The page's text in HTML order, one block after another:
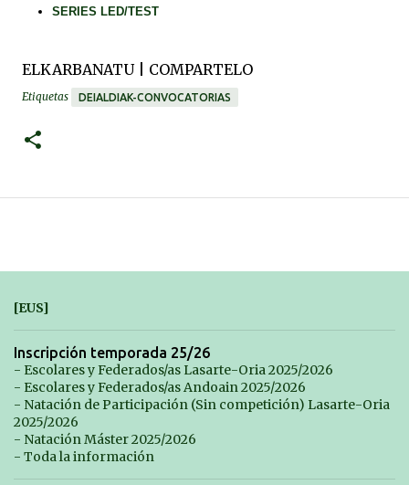
SERIES LED/TEST
ELKARBANATU | COMPARTELO
Etiquetas DEIALDIAK-CONVOCATORIAS
[EUS]
Inscripción temporada 25/26
- Escolares y Federados/as Lasarte-Oria 2025/2026
- Escolares y Federados/as Andoain 2025/2026
- Natación de Participación (Sin competición) Lasarte-Oria
2025/2026
- Natación Máster 2025/2026
- Toda la información